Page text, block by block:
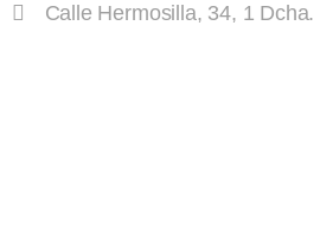
Calle Hermosilla, 34, 1 Dcha.